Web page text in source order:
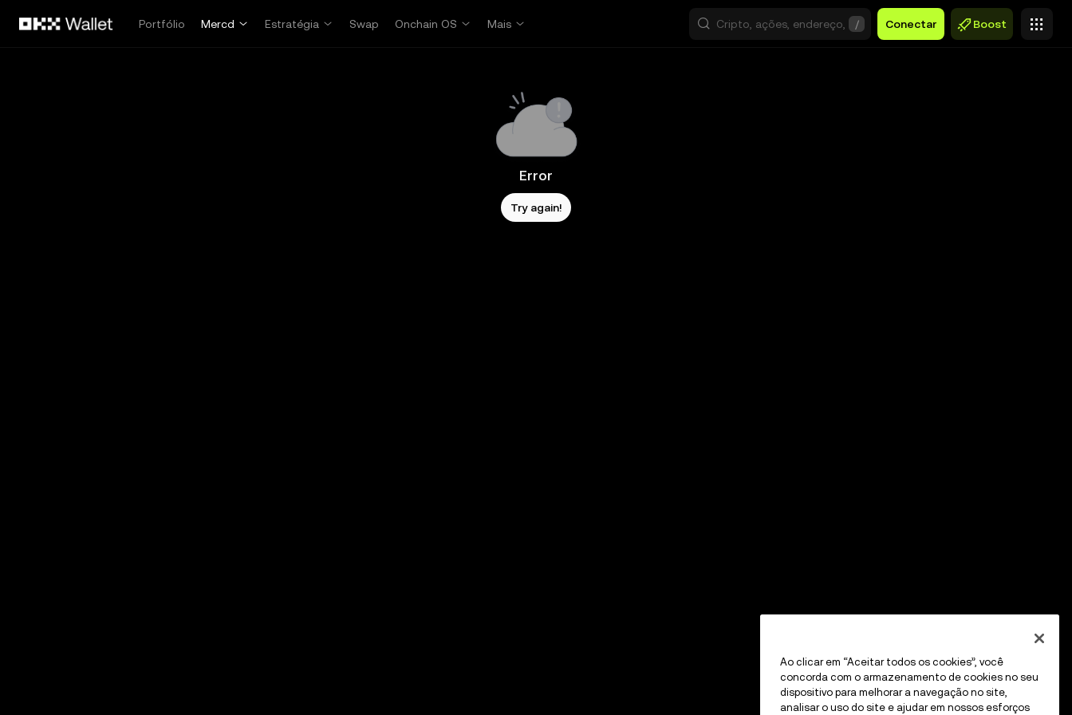
Portfólio
Mercd Estratégia Swap Onchain OS Mais / Conectar Boost
Error
Try again!
Ao clicar em “Aceitar todos os cookies”, você
concorda com o armazenamento de cookies no seu
dispositivo para melhorar a navegação no site,
analisar o uso do site e ajudar em nossos esforços